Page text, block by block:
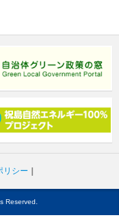
リシー
Reserved.